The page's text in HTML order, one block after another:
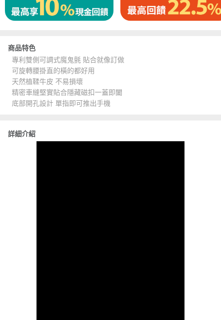
商品特色
專利雙側可調式魔鬼氈 貼合就像訂做
可旋轉腰掛直的橫的都好用
天然植鞣牛皮 不易損壞
精密車縫堅實貼合隱藏磁扣一蓋即闔
底部開孔設計 單指即可推出手機
詳細介紹